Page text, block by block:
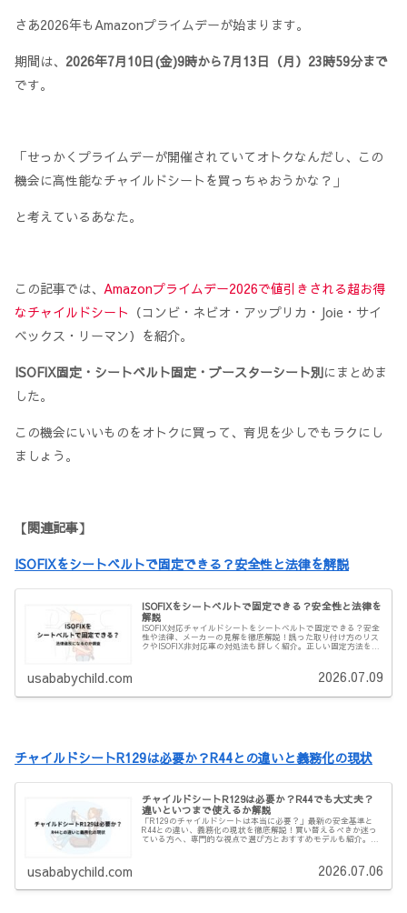
さあ2026年もAmazonプライムデーが始まります。
期間は、 2026年7月10日(金)9時から7月13日（月）23時59分まで
です。
「せっかくプライムデーが開催されていてオトクなんだし、この
機会に高性能なチャイルドシートを買っちゃおうかな？」
と考えているあなた。
この記事では、 Amazonプライムデー2026で値引きされる超お得
なチャイルドシート （コンビ・ネビオ・アップリカ・Joie・サイ
ベックス・リーマン）を紹介。
ISOFIX固定・シートベルト固定・ブースターシート別にまとめま
した。
この機会にいいものをオトクに買って、育児を少しでもラクにし
ましょう。
【関連記事】
ISOFIXをシートベルトで固定できる？安全性と法律を解説
ISOFIXをシートベルトで固定できる？安全性と法律を
解説
ISOFIX対応チャイルドシートをシートベルトで固定できる？安全
性や法律、メーカーの見解を徹底解説！誤った取り付け方のリス
クやISOFIX非対応車の対処法も詳しく紹介。正しい固定方法を知
usababychild.com 2026.07.09
チャイルドシートR129は必要か？R44との違いと義務化の現状
チャイルドシートR129は必要か？R44でも大丈夫？
違いといつまで使えるか解説
「R129のチャイルドシートは本当に必要？」最新の安全基準と
R44との違い、義務化の現状を徹底解説！買い替えるべきか迷っ
ている方へ、専門的な視点で選び方とおすすめモデルも紹介。安
usababychild.com 2026.07.06